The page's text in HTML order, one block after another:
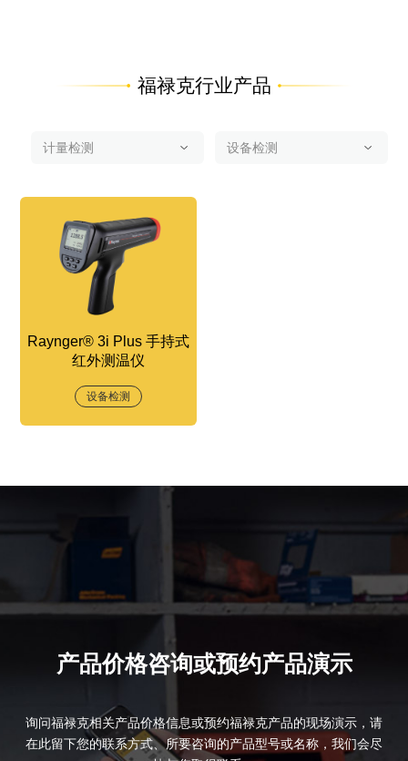
福禄克行业产品
Raynger® 3i Plus 手持式
红外测温仪
设备检测
产品价格咨询或预约产品演示
询问福禄克相关产品价格信息或预约福禄克产品的现场演示，请
在此留下您的联系方式、所要咨询的产品型号或名称，我们会尽